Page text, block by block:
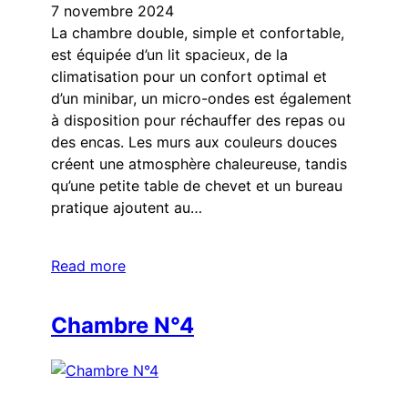
7 novembre 2024
La chambre double, simple et confortable,
est équipée d’un lit spacieux, de la
climatisation pour un confort optimal et
d’un minibar, un micro-ondes est également
à disposition pour réchauffer des repas ou
des encas. Les murs aux couleurs douces
créent une atmosphère chaleureuse, tandis
qu’une petite table de chevet et un bureau
pratique ajoutent au…
Read more
Chambre N°4